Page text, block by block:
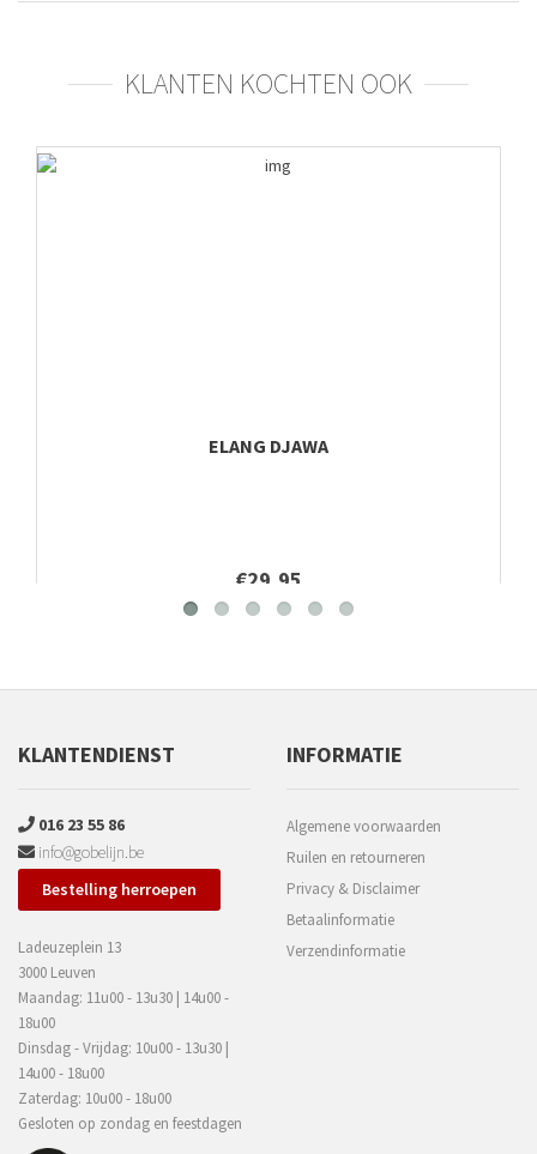
KLANTEN KOCHTEN OOK
ELANG DJAWA
€29,95
KLANTENDIENST
016 23 55 86
info@gobelijn.be
Bestelling herroepen
Ladeuzeplein 13
3000 Leuven
Maandag: 11u00 - 13u30 | 14u00 -
18u00
Dinsdag - Vrijdag: 10u00 - 13u30 |
14u00 - 18u00
Zaterdag: 10u00 - 18u00
Gesloten op zondag en feestdagen
INFORMATIE
Algemene voorwaarden
Ruilen en retourneren
Privacy & Disclaimer
Betaalinformatie
Verzendinformatie